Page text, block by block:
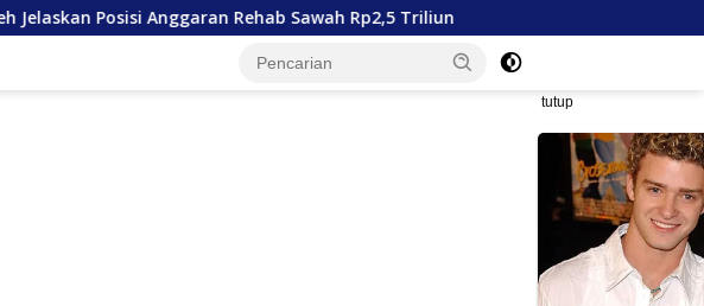
Rehab Sawah Rp2,5 Triliun Ekonomi Aceh Tumbuh 4,86 Persen, tapi
tutup